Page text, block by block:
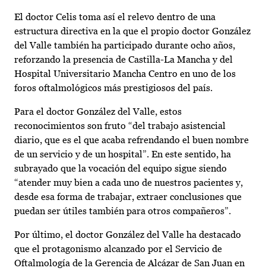
El doctor Celis toma así el relevo dentro de una
estructura directiva en la que el propio doctor González
del Valle también ha participado durante ocho años,
reforzando la presencia de Castilla-La Mancha y del
Hospital Universitario Mancha Centro en uno de los
foros oftalmológicos más prestigiosos del país.
Para el doctor González del Valle, estos
reconocimientos son fruto “del trabajo asistencial
diario, que es el que acaba refrendando el buen nombre
de un servicio y de un hospital”. En este sentido, ha
subrayado que la vocación del equipo sigue siendo
“atender muy bien a cada uno de nuestros pacientes y,
desde esa forma de trabajar, extraer conclusiones que
puedan ser útiles también para otros compañeros”.
Por último, el doctor González del Valle ha destacado
que el protagonismo alcanzado por el Servicio de
Oftalmología de la Gerencia de Alcázar de San Juan en